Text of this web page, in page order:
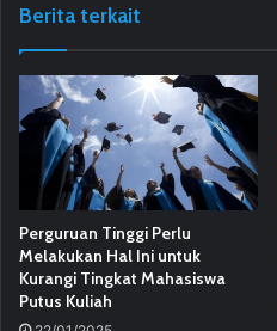
Berita terkait
Perguruan Tinggi Perlu
Melakukan Hal Ini untuk
Kurangi Tingkat Mahasiswa
Putus Kuliah